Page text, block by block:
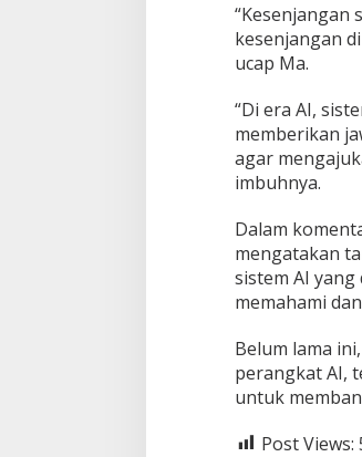
a
d
a
H
a
f
a
l
n
"
“Kesenjangan
kesenjangan
ucap Ma.
“Di era AI,
memberikan
agar
imbuhnya.
Dalam
mengatakan
sistem AI
memahami
Belum lama
perangkat AI,
untuk
Post Views: